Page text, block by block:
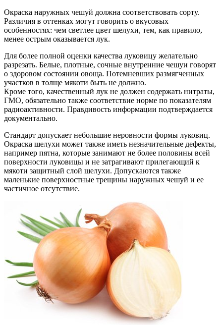
Окраска наружных чешуй должна соответствовать сорту.
Различия в оттенках могут говорить о вкусовых
особенностях: чем светлее цвет шелухи, тем, как правило,
менее острым оказывается лук.
Для более полной оценки качества луковицу желательно
разрезать. Белые, плотные, сочные внутренние чешуи говорят
о здоровом состоянии овоща. Потемневших размягченных
участков в толще мякоти быть не должно.
Кроме того, качественный лук не должен содержать нитраты,
ГМО, обязательно также соответствие норме по показателям
радиоактивности. Правдивость информации подтверждается
документально.
Стандарт допускает небольшие неровности формы луковиц.
Окраска шелухи может также иметь незначительные дефекты,
например пятна, которые занимают не более половины всей
поверхности луковицы и не затрагивают прилегающий к
мякоти защитный слой шелухи. Допускаются также
маленькие поверхностные трещины наружных чешуй и ее
частичное отсутствие.